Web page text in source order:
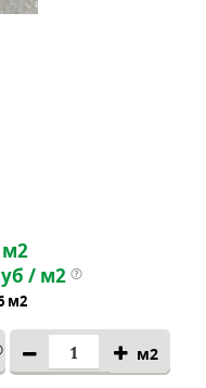
м2
/ м2
м2
м2